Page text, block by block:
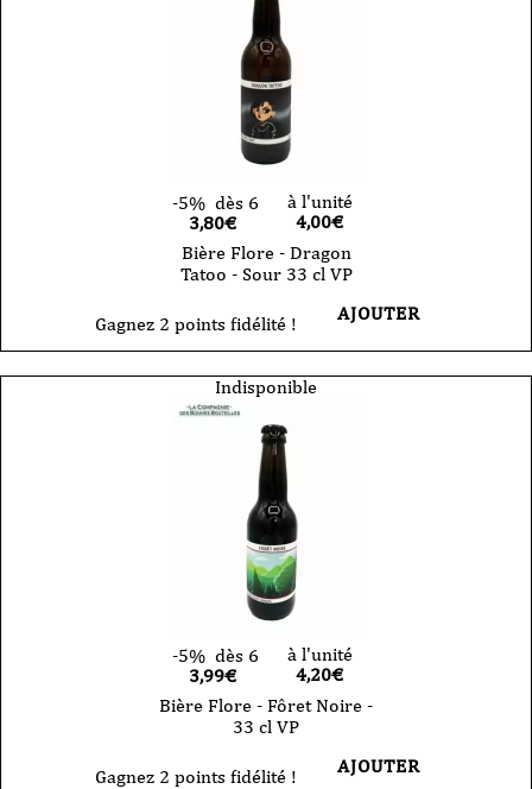
-5% dès 6
3,80€
à l'unité
4,00€
Bière Flore - Dragon
Tatoo - Sour 33 cl VP
Gagnez 2 points fidélité ! AJOUTER
Indisponible
-5% dès 6
3,99€
à l'unité
4,20€
Bière Flore - Fôret Noire -
33 cl VP
Gagnez 2 points fidélité ! AJOUTER